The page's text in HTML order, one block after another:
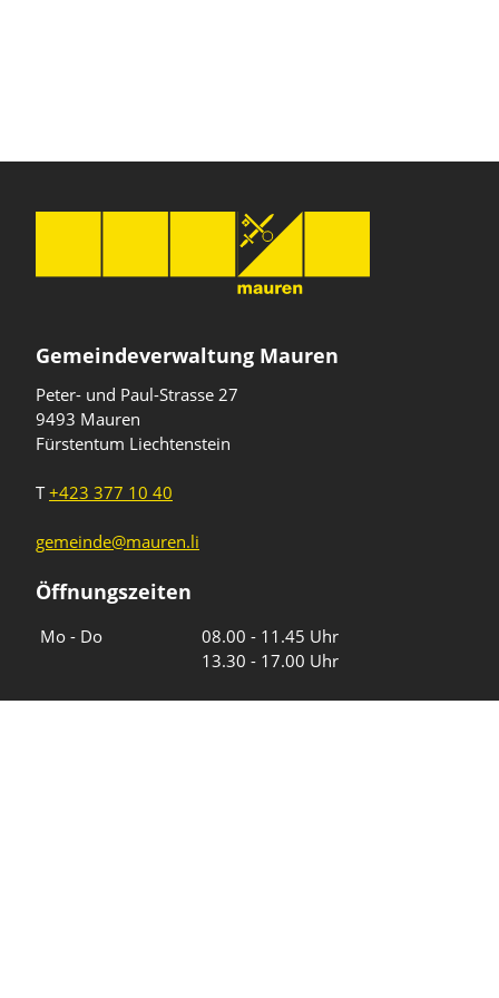
Gemeindeverwaltung Mauren
Peter- und Paul-Strasse 27
9493 Mauren
Fürstentum Liechtenstein
T+423 377 10 40
gemeinde@mauren.li
Öffnungszeiten
Mo - Do
08.00 - 11.45 Uhr
13.30 - 17.00 Uhr